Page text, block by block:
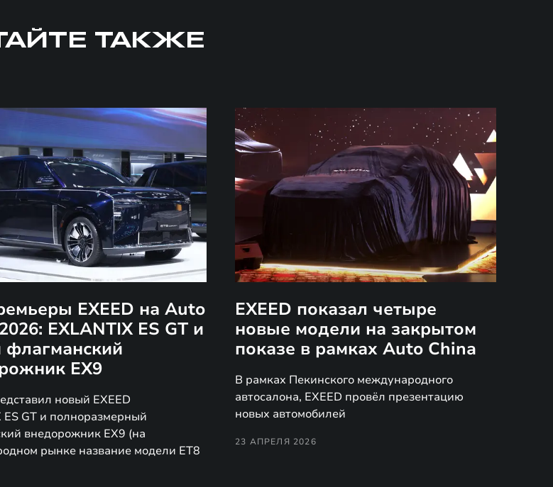
ТАКЖЕ
EXEED на Auto
EXLANTIX ES GT и
EX9
новый EXEED
ES GT и полноразмерный
внедорожник EX9 (на
рынке название модели ET8
EXEED показал четыре
новые модели на закрытом
показе в рамках Auto China
В рамках Пекинского международного
автосалона, EXEED провёл презентацию
новых автомобилей
23 АПРЕЛЯ 2026